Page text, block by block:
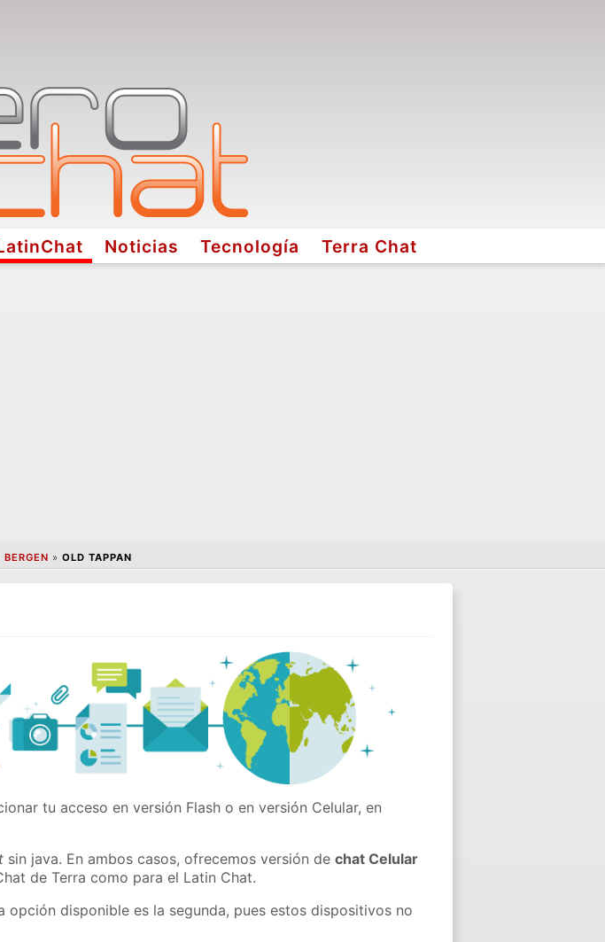
Noticias Tecnología Terra Chat
» OLD TAPPAN
tu acceso en versión Flash o en versión Celular, en
sin java. En ambos casos, ofrecemos versión dechat Celular
de Terra como para el Latin Chat.
disponible es la segunda, pues estos dispositivos no